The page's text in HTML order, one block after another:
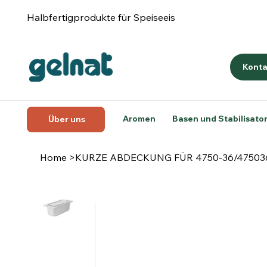
Halbfertigprodukte für Speiseeis
Über uns Aromen Basen und
Home >KURZE ABDECKUNG FÜR 4750-36/